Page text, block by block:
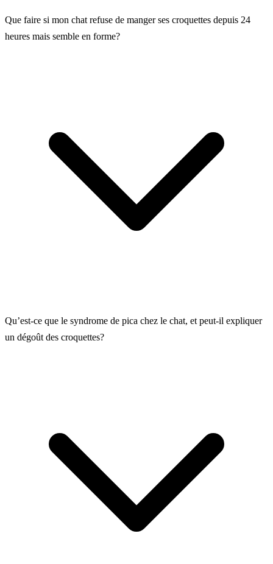
Que faire si mon chat refuse de manger ses croquettes depuis 24
heures mais semble en forme?
Qu’est-ce que le syndrome de pica chez le chat, et peut-il expliquer
un dégoût des croquettes?